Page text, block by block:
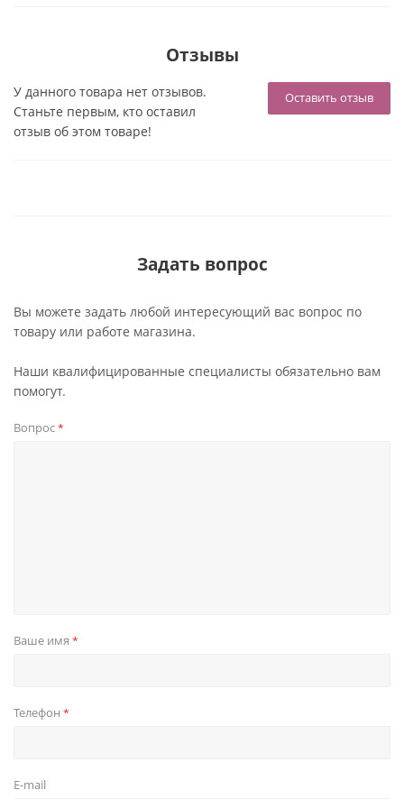
Отзывы
Оставить отзыв
У данного товара нет отзывов.
Станьте первым, кто оставил
отзыв об этом товаре!
Задать вопрос
Вы можете задать любой интересующий вас вопрос по
товару или работе магазина.
Наши квалифицированные специалисты обязательно вам
помогут.
Вопрос*
Ваше имя *
Телефон *
E-mail